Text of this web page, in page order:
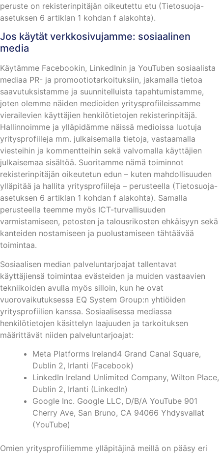
peruste on rekisterinpitäjän oikeutettu etu (Tietosuoja-
asetuksen 6 artiklan 1 kohdan f alakohta).
Jos käytät verkkosivujamme: sosiaalinen
media
Käytämme Facebookin, LinkedInin ja YouTuben sosiaalista
mediaa PR- ja promootiotarkoituksiin, jakamalla tietoa
saavutuksistamme ja suunnitelluista tapahtumistamme,
joten olemme näiden medioiden yritysprofiileissamme
vierailevien käyttäjien henkilötietojen rekisterinpitäjä.
Hallinnoimme ja ylläpidämme näissä medioissa luotuja
yritysprofiileja mm. julkaisemalla tietoja, vastaamalla
viesteihin ja kommentteihin sekä valvomalla käyttäjien
julkaisemaa sisältöä. Suoritamme nämä toiminnot
rekisterinpitäjän oikeutetun edun – kuten mahdollisuuden
ylläpitää ja hallita yritysprofiileja – perusteella (Tietosuoja-
asetuksen 6 artiklan 1 kohdan f alakohta). Samalla
perusteella teemme myös ICT-turvallisuuden
varmistamiseen, petosten ja talousrikosten ehkäisyyn sekä
kanteiden nostamiseen ja puolustamiseen tähtäävää
toimintaa.
Sosiaalisen median palveluntarjoajat tallentavat
käyttäjiensä toimintaa evästeiden ja muiden vastaavien
tekniikoiden avulla myös silloin, kun he ovat
vuorovaikutuksessa EQ System Group:n yhtiöiden
yritysprofiilien kanssa. Sosiaalisessa mediassa
henkilötietojen käsittelyn laajuuden ja tarkoituksen
määrittävät niiden palveluntarjoajat:
Meta Platforms Ireland4 Grand Canal Square,
Dublin 2, Irlanti (Facebook)
LinkedIn Ireland Unlimited Company, Wilton Place,
Dublin 2, Irlanti (LinkedIn)
Google Inc. Google LLC, D/B/A YouTube 901
Cherry Ave, San Bruno, CA 94066 Yhdysvallat
(YouTube)
Omien yritysprofiiliemme ylläpitäjinä meillä on pääsy eri